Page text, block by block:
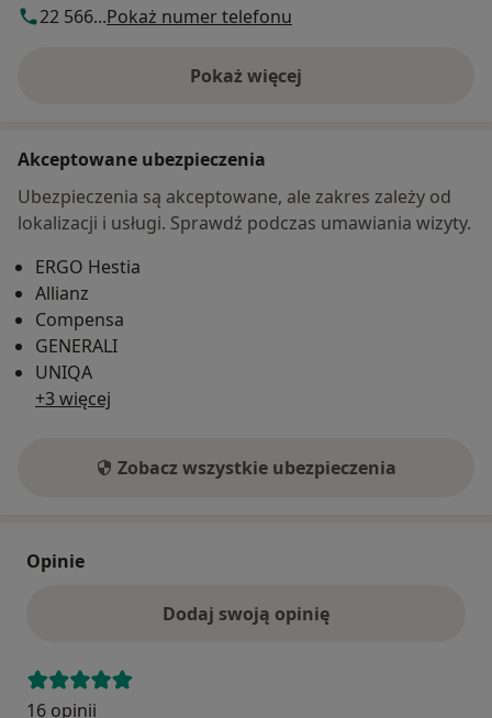
22 566...Pokaż numer telefonu
Pokaż więcej
o adresie
Akceptowane ubezpieczenia
Ubezpieczenia są akceptowane, ale zakres zależy od
lokalizacji i usługi. Sprawdź podczas umawiania wizyty.
ERGO Hestia
Allianz
Compensa
GENERALI
UNIQA
+3 więcej
Zobacz wszystkie ubezpieczenia
Opinie
Dodaj swoją opinię
16 opinii